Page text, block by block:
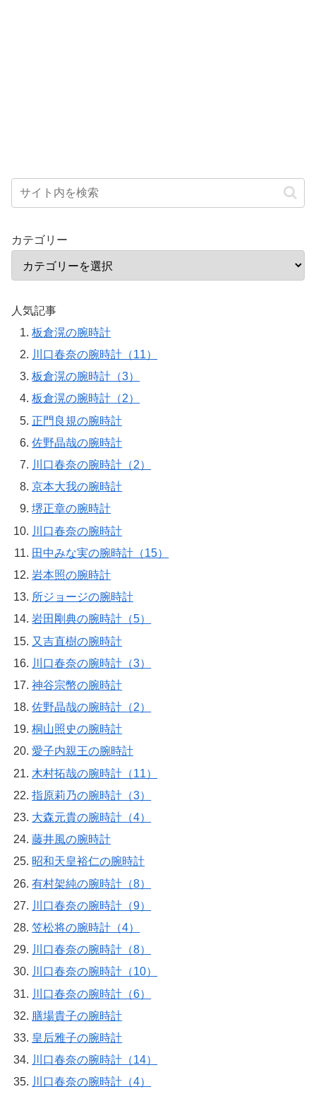
カテゴリー
人気記事
板倉滉の腕時計
川口春奈の腕時計（11）
板倉滉の腕時計（3）
板倉滉の腕時計（2）
正門良規の腕時計
佐野晶哉の腕時計
川口春奈の腕時計（2）
京本大我の腕時計
堺正章の腕時計
川口春奈の腕時計
田中みな実の腕時計（15）
岩本照の腕時計
所ジョージの腕時計
岩田剛典の腕時計（5）
又吉直樹の腕時計
川口春奈の腕時計（3）
神谷宗幣の腕時計
佐野晶哉の腕時計（2）
桐山照史の腕時計
愛子内親王の腕時計
木村拓哉の腕時計（11）
指原莉乃の腕時計（3）
大森元貴の腕時計（4）
藤井風の腕時計
昭和天皇裕仁の腕時計
有村架純の腕時計（8）
川口春奈の腕時計（9）
笠松将の腕時計（4）
川口春奈の腕時計（8）
川口春奈の腕時計（10）
川口春奈の腕時計（6）
膳場貴子の腕時計
皇后雅子の腕時計
川口春奈の腕時計（14）
川口春奈の腕時計（4）